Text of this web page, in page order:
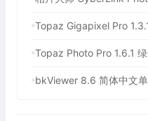
bkViewer 8.6 简体中文单